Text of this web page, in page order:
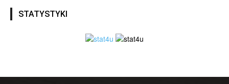
STATYSTYKI